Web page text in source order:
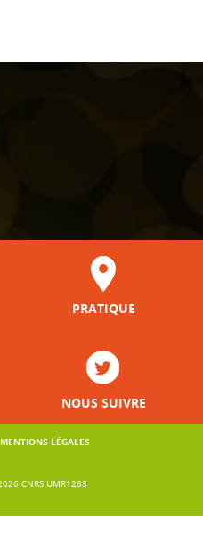
PRATIQUE
NOUS SUIVRE
MENTIONS LÉGALES
CNRS UMR1283